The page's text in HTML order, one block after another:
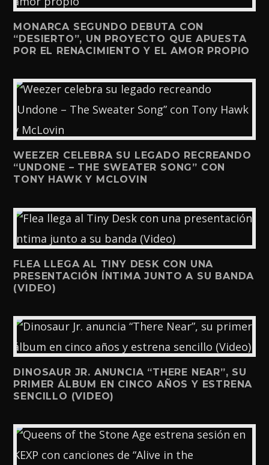
MONARCA SEGUNDO DEBUTA CON
“DESIERTO”, UN PROYECTO QUE APUESTA
POR EL RENACIMIENTO Y EL AMOR PROPIO
WEEZER CELEBRA SU LEGADO RECREANDO
“UNDONE – THE SWEATER SONG” CON
TONY HAWK Y MCLOVIN
FLEA LLEGA AL TINY DESK CON UNA
PRESENTACIÓN ÍNTIMA JUNTO A SU BANDA
(VIDEO)
DINOSAUR JR. ANUNCIA “THERE NEAR”, SU
PRIMER ÁLBUM EN CINCO AÑOS Y ESTRENA
SENCILLO (VIDEO)